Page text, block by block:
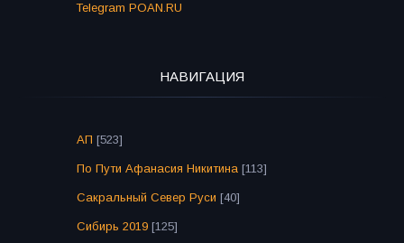
Telegram POAN.RU
НАВИГАЦИЯ
АП [523]
По Пути Афанасия Никитина [113]
Сакральный Север Руси [40]
Сибирь 2019 [125]